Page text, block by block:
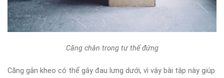
Căng chân trong tư thế đứng
Căng gân kheo có thể gây đau lưng dưới, vì vậy bài tập này giúp